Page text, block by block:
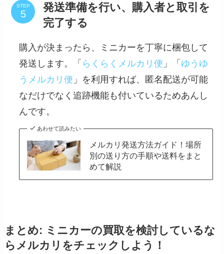
STEP
発送準備を行い、購入者と取引を
完了する
購入が決まったら、ミニカーを丁寧に梱包して
発送します。「 らくらくメルカリ便 」「 ゆうゆ
うメルカリ便 」を利用すれば、匿名配送が可能
なだけでなく追跡機能も付いているためあんし
んです。
あわせて読みたい
メルカリ発送方法ガイド！場所
別の送り方の手順や送料をまと
めて解説
まとめ: ミニカーの買取を検討しているな
らメルカリをチェックしよう！